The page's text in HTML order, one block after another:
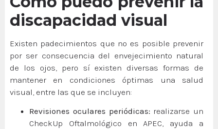
discapacidad visual
Existen padecimientos que no es posible prevenir
por ser consecuencia del envejecimiento natural
de los ojos, pero sí existen diversas formas de
mantener en condiciones óptimas una salud
visual, entre las que se incluyen:
Revisiones oculares periódicas: realizarse un
CheckUp Oftalmológico en APEC, ayuda a